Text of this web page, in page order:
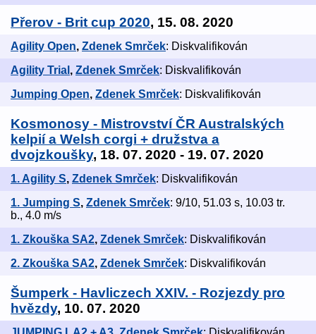
Přerov - Brit cup 2020, 15. 08. 2020
Agility Open, Zdenek Smrček: Diskvalifikován
Agility Trial , Zdenek Smrček: Diskvalifikován
Jumping Open, Zdenek Smrček: Diskvalifikován
Kosmonosy - Mistrovství ČR Australských
kelpií a Welsh corgi + družstva a
dvojzkoušky, 18. 07. 2020 - 19. 07. 2020
1. Agility S, Zdenek Smrček: Diskvalifikován
1. Jumping S, Zdenek Smrček: 9/10, 51.03 s, 10.03 tr.
b., 4.0 m/s
1. Zkouška SA2, Zdenek Smrček: Diskvalifikován
2. Zkouška SA2, Zdenek Smrček: Diskvalifikován
Šumperk - Havliczech XXIV. - Rozjezdy pro
hvězdy, 10. 07. 2020